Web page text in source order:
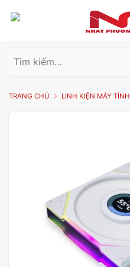
kiếm:
TRANG CHỦ LINH KIỆN MÁY TÍNH